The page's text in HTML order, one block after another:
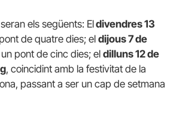
els següents: Eldivendres 13
de quatre dies; eldijous 7 de
pont de cinc dies; el dilluns 12 de
, coincidint amb la festivitat de la
passant a ser un cap de setmana